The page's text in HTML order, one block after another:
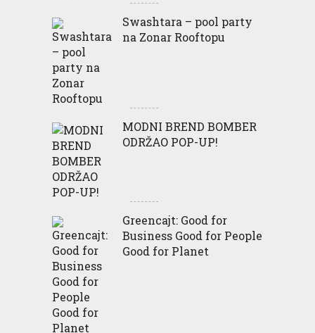
Swashtara – pool party
na Zonar Rooftopu
MODNI BREND BOMBER
ODRŽAO POP-UP!
Greencajt: Good for
Business Good for People
Good for Planet